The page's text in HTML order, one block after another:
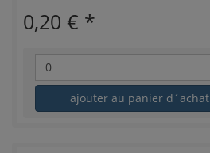
0,20 € *
ajouter au panier d´achat